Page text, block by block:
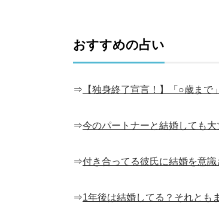
おすすめの占い
⇒ 【独身終了宣言！】「○歳まで
⇒今のパートナーと結婚しても
⇒付き合ってる彼氏に結婚を意
⇒1年後は結婚してる？それとも